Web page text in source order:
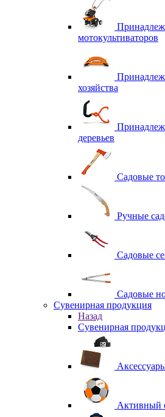
мотокультиваторов
хозяйства
деревьев
Садовые
Ручные
Садовые
Садовые
Сувенирная продукция
Назад
Сувенирная
Активный